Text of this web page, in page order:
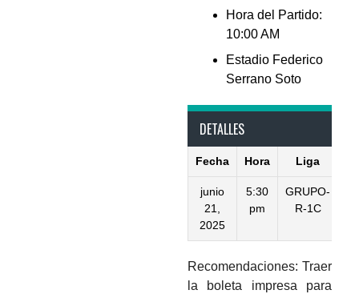
Hora del Partido:
10:00 AM
Estadio Federico
Serrano Soto
DETALLES
Fecha Hora Liga
junio
21,
2025
5:30
pm
GRUPO-
R-1C
Recomendaciones: Traer
la boleta impresa para